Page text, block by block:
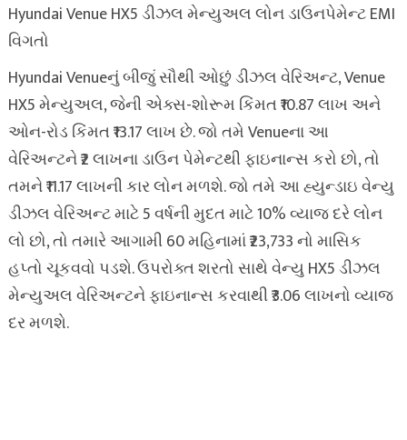
Hyundai Venue HX5 ડીઝલ મેન્યુઅલ લોન ડાઉનપેમેન્ટ EMI
વિગતો
Hyundai Venueનું બીજું સૌથી ઓછું ડીઝલ વેરિઅન્ટ, Venue
HX5 મેન્યુઅલ, જેની એક્સ-શોરૂમ કિંમત ₹10.87 લાખ અને
ઓન-રોડ કિંમત ₹13.17 લાખ છે. જો તમે Venueના આ
વેરિઅન્ટને ₹2 લાખના ડાઉન પેમેન્ટથી ફાઇનાન્સ કરો છો, તો
તમને ₹11.17 લાખની કાર લોન મળશે. જો તમે આ હ્યુન્ડાઇ વેન્યુ
ડીઝલ વેરિઅન્ટ માટે 5 વર્ષની મુદત માટે 10% વ્યાજ દરે લોન
લો છો, તો તમારે આગામી 60 મહિનામાં ₹23,733 નો માસિક
હપ્તો ચૂકવવો પડશે. ઉપરોક્ત શરતો સાથે વેન્યુ HX5 ડીઝલ
મેન્યુઅલ વેરિઅન્ટને ફાઇનાન્સ કરવાથી ₹3.06 લાખનો વ્યાજ
દર મળશે.